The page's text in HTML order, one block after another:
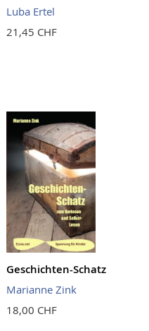
Luba Ertel
21,45 CHF
Geschichten-Schatz
Marianne Zink
18,00 CHF